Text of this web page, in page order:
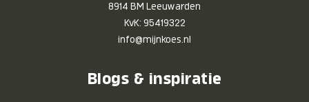
8914 BM Leeuwarden
KvK: 95419322
info@mijnkoes.nl
Blogs & inspiratie